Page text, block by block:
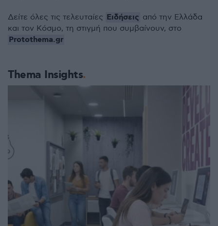
Thema Insights
Δείτε όλες τις τελευταίες Ειδήσεις από την Ελλάδα
και τον Κόσμο, τη στιγμή που συμβαίνουν, στο
Protothema.gr